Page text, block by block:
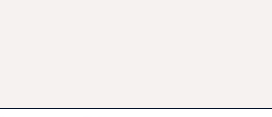
pro jednotný vzhled